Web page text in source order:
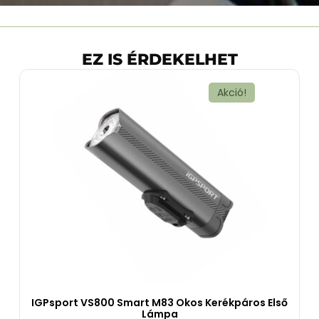
EZ IS ÉRDEKELHET
Akció!
IGPsport VS800 Smart M83 Okos Kerékpáros Első
Lámpa